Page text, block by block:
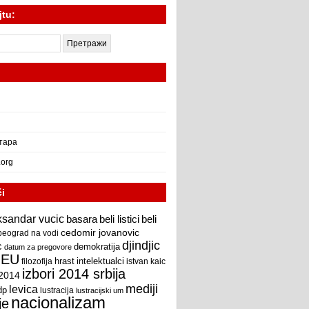
vucic basara beli listici beli
na vodi cedomir jovanovic
datum za pregovore demokratija djindjic
EU filozofija hrast intelektualci istvan kaic
izbori 2014 srbija
levica lustracija lustracijski um mediji
nacionalizam